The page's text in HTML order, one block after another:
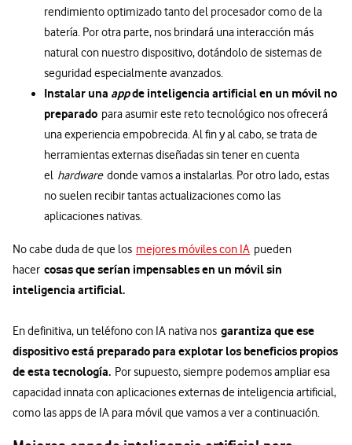
rendimiento optimizado tanto del procesador como de la
batería. Por otra parte, nos brindará una interacción más
natural con nuestro dispositivo, dotándolo de sistemas de
seguridad especialmente avanzados.
Instalar una appde inteligencia artificial en un móvil no
preparado para asumir este reto tecnológico nos ofrecerá
una experiencia empobrecida. Al fin y al cabo, se trata de
herramientas externas diseñadas sin tener en cuenta
el hardwaredonde vamos a instalarlas. Por otro lado, estas
no suelen recibir tantas actualizaciones como las
aplicaciones nativas.
No cabe duda de que los mejores móviles con IA pueden
hacer cosas que serían impensables en un móvil sin
inteligencia artificial.
En definitiva, un teléfono con IA nativa nos garantiza que ese
dispositivo está preparado para explotar los beneficios propios
de esta tecnología. Por supuesto, siempre podemos ampliar esa
capacidad innata con aplicaciones externas de inteligencia artificial,
como las apps de IA para móvil que vamos a ver a continuación.